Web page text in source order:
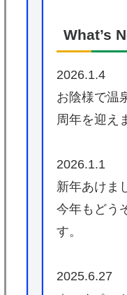
What’s
2026.1.4
お陰様で温
周年を迎え
2026.1.1
新年あけま
今年もどう
す。
2025.6.27